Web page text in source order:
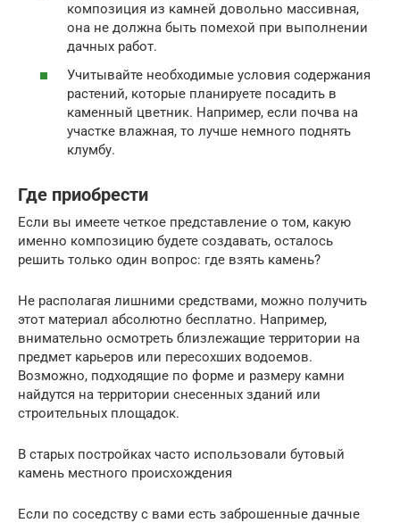
композиция из камней довольно массивная,
она не должна быть помехой при выполнении
дачных работ.
Учитывайте необходимые условия содержания
растений, которые планируете посадить в
каменный цветник. Например, если почва на
участке влажная, то лучше немного поднять
клумбу.
Где приобрести
Если вы имеете четкое представление о том, какую
именно композицию будете создавать, осталось
решить только один вопрос: где взять камень?
Не располагая лишними средствами, можно получить
этот материал абсолютно бесплатно. Например,
внимательно осмотреть близлежащие территории на
предмет карьеров или пересохших водоемов.
Возможно, подходящие по форме и размеру камни
найдутся на территории снесенных зданий или
строительных площадок.
В старых постройках часто использовали бутовый
камень местного происхождения
Если по соседству с вами есть заброшенные дачные